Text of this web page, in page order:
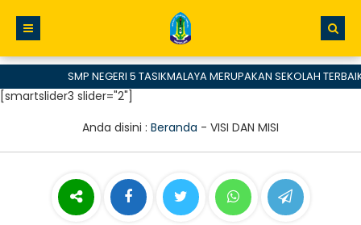
SMP NEGERI 5 TASIKMALAYA MERUPAKAN SEKOLAH
[smartslider3 slider="2"]
Anda disini : Beranda - VISI DAN MISI